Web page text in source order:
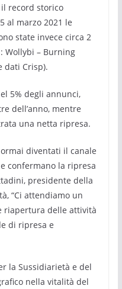
il record storico
al marzo 2021 le
state invece circa 2
Wollybi – Burning
dati Crisp).
5% degli annunci,
dell’anno, mentre
una netta ripresa.
diventati il canale
confermano la ripresa
presidente della
“Ci attendiamo un
riapertura delle attività
di ripresa e
la Sussidiarietà e del
nella vitalità del